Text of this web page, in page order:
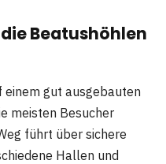
Beatushöhlen
einem gut ausgebauten
meisten Besucher
führt über sichere
Hallen und